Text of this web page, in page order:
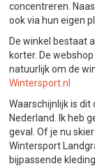
concentreren.
ook via hun eigen
De winkel bestaat
korter. De
natuurlijk om de
Wintersport.nl
Waarschijnlijk is
Nederland. Ik heb
geval. Of je nu
Wintersport
bijpassende